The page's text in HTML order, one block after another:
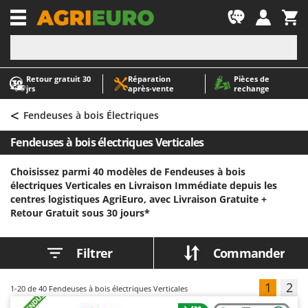
Retour gratuit 30
jrs
Réparation
après‑vente
Pièces de
rechange
-1
A
Abris de jardin
Accessoires pour tracteurs tondeuses autoportés
Aérateurs Scarificateurs pour gazon
Arracheuses de pommes de terre pour tracteur
Aspirateurs - Balais Électriques
Aspirateurs à cendres
Aspirateurs à feuilles sur roues
Aspirateurs de piscine
Aspirateurs Multifonctions
Atomiseurs pour traitements
A
AgriEuro Premium
AgriEuro TOP-LINE
AGT
Aima
Airmec
AL-KO
ALA 2000
Alce
Ama
< Fendeuses à bois Électriques
Fendeuses à bois électriques Verticales
Choisissez parmi 40 modèles de Fendeuses à bois
électriques Verticales en Livraison Immédiate depuis les
centres logistiques AgriEuro, avec Livraison Gratuite +
Retour Gratuit sous 30 jours*
Filtrer Commander
1-20 de 40 Fendeuses à bois électriques Verticales 1 2